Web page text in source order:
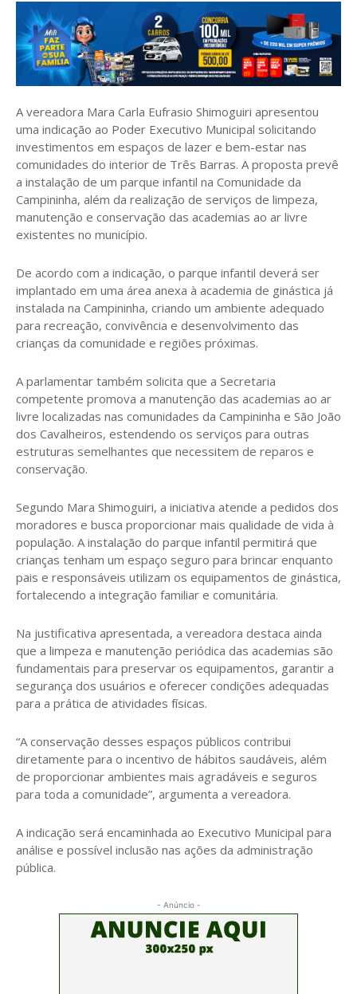
A vereadora Mara Carla Eufrasio Shimoguiri apresentou
uma indicação ao Poder Executivo Municipal solicitando
investimentos em espaços de lazer e bem-estar nas
comunidades do interior de Três Barras. A proposta prevê
a instalação de um parque infantil na Comunidade da
Campininha, além da realização de serviços de limpeza,
manutenção e conservação das academias ao ar livre
existentes no município.
De acordo com a indicação, o parque infantil deverá ser
implantado em uma área anexa à academia de ginástica já
instalada na Campininha, criando um ambiente adequado
para recreação, convivência e desenvolvimento das
crianças da comunidade e regiões próximas.
A parlamentar também solicita que a Secretaria
competente promova a manutenção das academias ao ar
livre localizadas nas comunidades da Campininha e São João
dos Cavalheiros, estendendo os serviços para outras
estruturas semelhantes que necessitem de reparos e
conservação.
Segundo Mara Shimoguiri, a iniciativa atende a pedidos dos
moradores e busca proporcionar mais qualidade de vida à
população. A instalação do parque infantil permitirá que
crianças tenham um espaço seguro para brincar enquanto
pais e responsáveis utilizam os equipamentos de ginástica,
fortalecendo a integração familiar e comunitária.
Na justificativa apresentada, a vereadora destaca ainda
que a limpeza e manutenção periódica das academias são
fundamentais para preservar os equipamentos, garantir a
segurança dos usuários e oferecer condições adequadas
para a prática de atividades físicas.
“A conservação desses espaços públicos contribui
diretamente para o incentivo de hábitos saudáveis, além
de proporcionar ambientes mais agradáveis e seguros
para toda a comunidade”, argumenta a vereadora.
A indicação será encaminhada ao Executivo Municipal para
análise e possível inclusão nas ações da administração
pública.
- Anúncio -